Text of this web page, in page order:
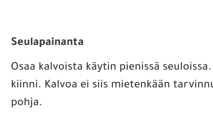
Seulapainanta
Osaa kalvoista käytin pienissä
kiinni. Kalvoa ei siis mietenkään
pohja.